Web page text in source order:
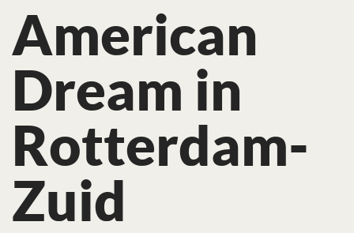
American
Dream in
Rotterdam-
Zuid